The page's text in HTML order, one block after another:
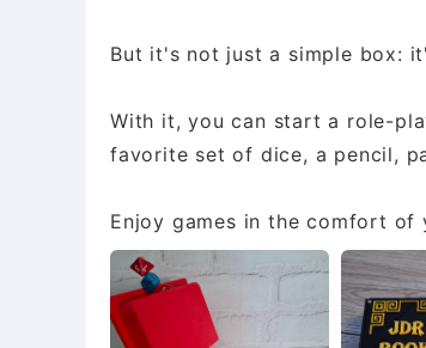
But it's not just a simple box:
With it, you can start a role-
favorite set of dice, a pencil,
Enjoy games in the comfort of